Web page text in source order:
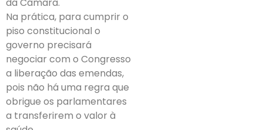
Na prática, para cumprir o
piso constitucional o
governo precisará
negociar com o Congresso
a liberação das emendas,
pois não há uma regra que
obrigue os parlamentares
a transferirem o valor à